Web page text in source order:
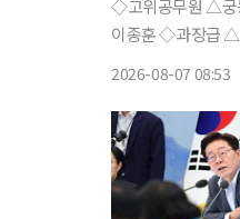
◇고위공무원 △궁능유적본부장 조규형 ◇국장급 △문화유
이종훈 ◇과
2026-08-07 08:53